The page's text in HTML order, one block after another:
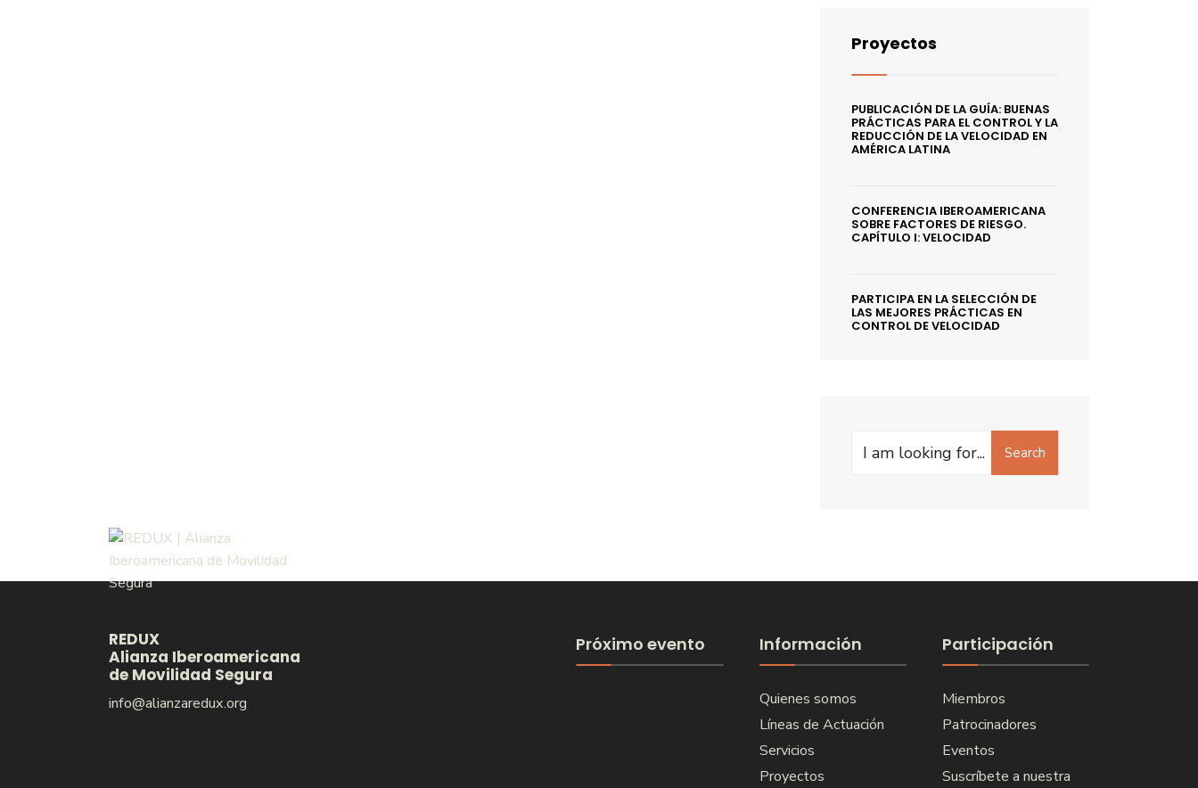
Proyectos
PUBLICACIÓN DE LA GUÍA: BUENAS
PRÁCTICAS PARA EL CONTROL Y LA
REDUCCIÓN DE LA VELOCIDAD EN
AMÉRICA LATINA
CONFERENCIA IBEROAMERICANA
SOBRE FACTORES DE RIESGO.
CAPÍTULO I: VELOCIDAD
PARTICIPA EN LA SELECCIÓN DE
LAS MEJORES PRÁCTICAS EN
CONTROL DE VELOCIDAD
Search
Search
REDUX
Alianza Iberoamericana
de Movilidad Segura
info@alianzaredux.org
Próximo evento Información
Quienes somos
Líneas de Actuación
Servicios
Proyectos
Participación
Miembros
Patrocinadores
Eventos
Suscríbete a nuestra